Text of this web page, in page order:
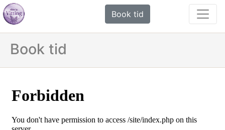
Book tid
Book tid